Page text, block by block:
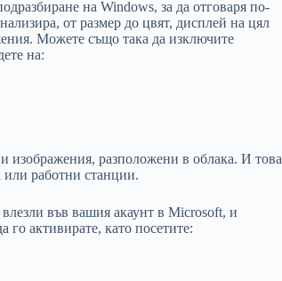
на Windows, за да отговаря по-
от размер до цвят, дисплей на цял
Можете също така да изключите
на:
изображения, разположени в облака. И това
или работни станции.
във вашия акаунт в Microsoft, и
активирате, като посетите: